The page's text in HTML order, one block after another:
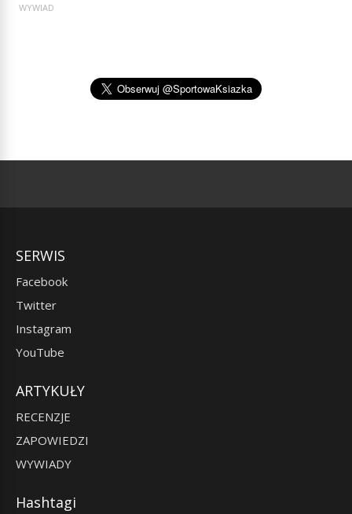
WYWIAD
SERWIS
Facebook
Twitter
Instagram
YouTube
ARTYKUŁY
RECENZJE
ZAPOWIEDZI
WYWIADY
Hashtagi